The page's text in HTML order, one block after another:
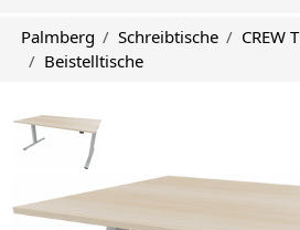
Palmberg Schreibtische CREW T
Beistelltische